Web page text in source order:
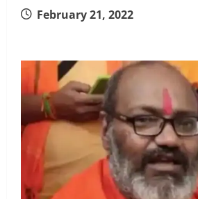
February 21, 2022